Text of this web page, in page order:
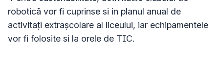
robotică vor fi cuprinse si in planul anual de
activitați extrașcolare al liceului, iar echipamentele
vor fi folosite si la orele de TIC.